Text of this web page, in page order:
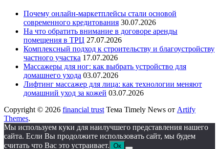
Почему онлайн-маркетплейсы стали основой
современного кредитования 30.07.2026
На что обратить внимание в договоре аренды
помещения в ТРЦ 27.07.2026
Комплексный подход к строительству и благоустройству
частного участка 17.07.2026
Массажеры для ног: как выбрать устройство для
домашнего ухода 03.07.2026
Лифтинг массажер для лица: как технологии меняют
домашний уход за кожей 03.07.2026
Copyright © 2026 financial trust Тема Timely News от Artify
Themes.
Мы используем куки для наилучшего представления нашего
сайта. Если Вы продолжите использовать сайт, мы будем
считать что Вас это устраивает. Ок